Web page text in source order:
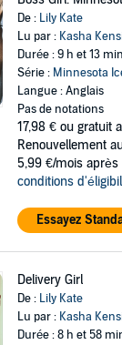
De : Lily Kate
Lu par : Kasha
Durée : 9 h et 13 min
Série : Minnesota
Langue : Anglais
Pas de notations
17,98 € ou gratuit
Renouvellement
5,99 €/mois après
conditions
Essayez
Delivery Girl
De : Lily Kate
Lu par : Kasha
Durée : 8 h et 58